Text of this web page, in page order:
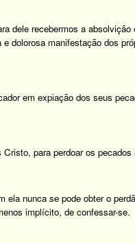
dele recebermos a
dolorosa manifestação dos
em expiação dos seus
para perdoar os pecados
nunca se pode obter o
implícito, de confessar-se.